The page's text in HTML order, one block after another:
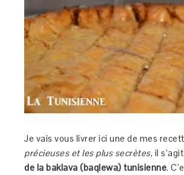
Je vais vous livrer ici une de mes
précieuses et les plus secrètes, il
de la baklava (baqlewa) tunisienne.